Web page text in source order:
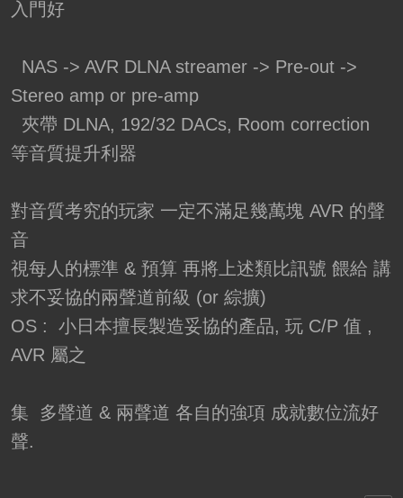
入門好
NAS -> AVR DLNA streamer -> Pre-out ->
Stereo amp or pre-amp
夾帶 DLNA, 192/32 DACs, Room correction
等音質提升利器
對音質考究的玩家 一定不滿足幾萬塊 AVR 的聲
音
視每人的標準 & 預算 再將上述類比訊號 餵給 講
求不妥協的兩聲道前級 (or 綜擴)
OS : 小日本擅長製造妥協的產品, 玩 C/P 值 ,
AVR 屬之
集 多聲道 & 兩聲道 各自的強項 成就數位流好
聲.